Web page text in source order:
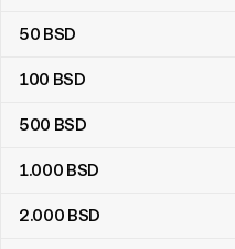
50 BSD
100 BSD
500 BSD
1.000 BSD
2.000 BSD